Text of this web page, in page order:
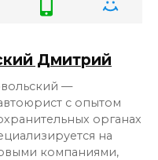
Дмитрий
—
с опытом
органах
на
компаниями,